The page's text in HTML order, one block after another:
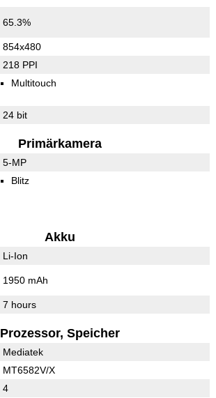
65.3%
854x480
218 PPI
Multitouch
24 bit
Primärkamera
5-MP
Blitz
Akku
Li-Ion
1950 mAh
7 hours
Prozessor, Speicher
Mediatek
MT6582V/X
4